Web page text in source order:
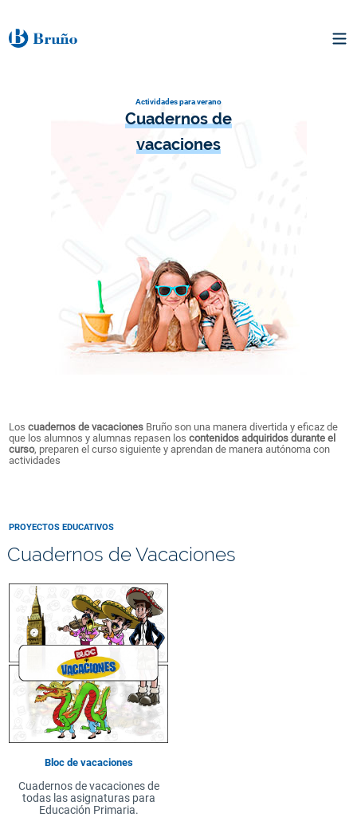
Actividades para verano
Cuadernos de
vacaciones
Loscuadernos de vacaciones Bruño son una manera divertida y eficaz de
que los alumnos y alumnas repasen loscontenidos adquiridos durante el
curso, preparen el curso siguiente y aprendan de manera autónoma con
actividades
PROYECTOS EDUCATIVOS
Cuadernos de Vacaciones
Bloc de vacaciones
Cuadernos de vacaciones de
todas las asignaturas para
Educación Primaria.